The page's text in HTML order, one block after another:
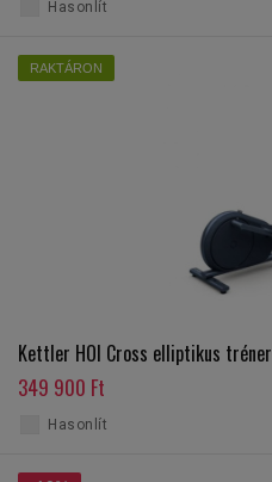
Hasonlít
RAKTÁRON
Kettler HOI Cross elliptikus tréner
349 900 Ft
Hasonlít